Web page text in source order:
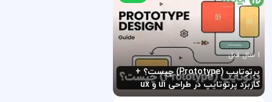
1 سال قبل
پرتوتایپ (Prototype) چیست؟ +
کاربرد پرتوتایپ در طراحی ui و ux